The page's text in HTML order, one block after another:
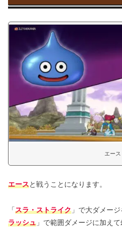
エース
エースと戦うことになります。
「スラ・ストライク 」で大ダメー
ラッシュ 」で範囲ダメージに加え